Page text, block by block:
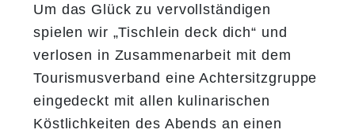
Um das Glück zu vervollständigen
spielen wir „Tischlein deck dich“ und
verlosen in Zusammenarbeit mit dem
Tourismusverband eine Achtersitzgruppe
eingedeckt mit allen kulinarischen
Köstlichkeiten des Abends an einen